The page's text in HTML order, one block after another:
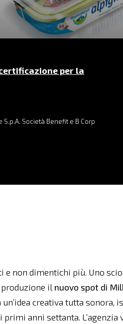
per la
Società Benefit e B Corp
e non dimentichi più. Uno
il nuovo spot di
creativa tutta sonora,
anni settanta. L’agenzia